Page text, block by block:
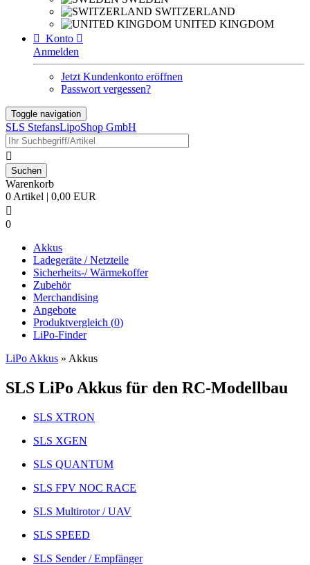
SWITZERLAND
UNITED KINGDOM
 Konto 
Anmelden
Jetzt Kundenkonto eröffnen
Passwort vergessen?
Toggle navigation
SLS StefansLipoShop GmbH

Warenkorb
0 Artikel | 0,00 EUR

0
Akkus
Ladegeräte / Netzteile
Sicherheits-/ Wärmekoffer
Zubehör
Merchandising
Angebote
Produktvergleich (0)
LiPo-Finder
LiPo Akkus » Akkus
SLS LiPo Akkus für den RC-Modellbau
SLS XTRON
SLS XGEN
SLS QUANTUM
SLS FPV NOC RACE
SLS Multirotor / UAV
SLS SPEED
SLS Sender / Empfänger